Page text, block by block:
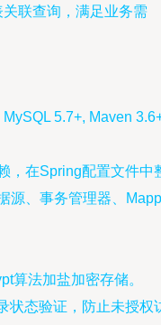
联查询，满足业务需
5.7+, Maven
，在Spring配置文件中
源、事务管理器、
算法加盐加密存储。
状态验证，防止未授权